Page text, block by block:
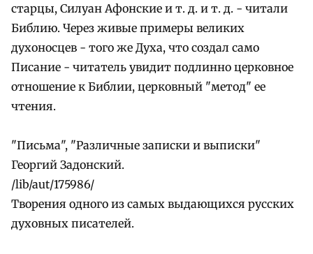
старцы, Силуан Афонские и т. д. и т. д. - читали
Библию. Через живые примеры великих
духоносцев - того же Духа, что создал само
Писание - читатель увидит подлинно церковное
отношение к Библии, церковный "метод" ее
чтения.
"Письма", "Различные записки и выписки"
Георгий Задонский.
/lib/aut/175986/
Творения одного из самых выдающихся русских
духовных писателей.